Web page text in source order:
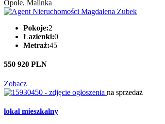
Opole, Malinka
Pokoje:2
Łazienki:0
Metraż:45
550 920 PLN
Zobacz
na sprzedaż
lokal mieszkalny